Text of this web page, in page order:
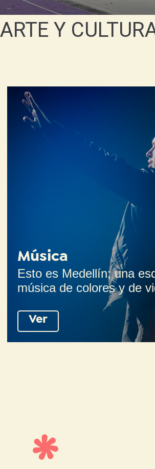
ARTE Y
Música
Esto es Medellín; una
música de colores y de
Ver